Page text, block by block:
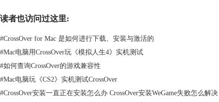
读者也访问过这里:
#CrossOver for Mac 是如何进行下载、安装与激活的
#Mac电脑用CrossOver玩《模拟人生4》实机测试
#如何查询CrossOver的游戏兼容性
#Mac电脑玩《CS2》实机测试CrossOver
#CrossOver安装一直正在安装怎么办 CrossOver安装WeGame失败怎么解决